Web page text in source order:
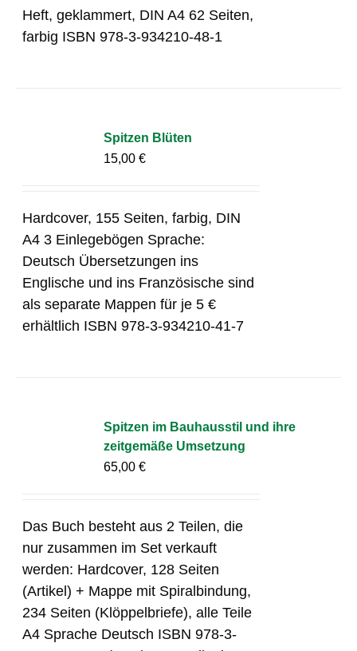
Heft, geklammert, DIN A4 62 Seiten,
farbig ISBN 978-3-934210-48-1
Spitzen Blüten
15,00€
Hardcover, 155 Seiten, farbig, DIN
A4 3 Einlegebögen Sprache:
Deutsch Übersetzungen ins
Englische und ins Französische sind
als separate Mappen für je 5 €
erhältlich ISBN 978-3-934210-41-7
Spitzen im Bauhausstil und ihre
zeitgemäße Umsetzung
65,00€
Das Buch besteht aus 2 Teilen, die
nur zusammen im Set verkauft
werden: Hardcover, 128 Seiten
(Artikel) + Mappe mit Spiralbindung,
234 Seiten (Klöppelbriefe), alle Teile
A4 Sprache Deutsch ISBN 978-3-